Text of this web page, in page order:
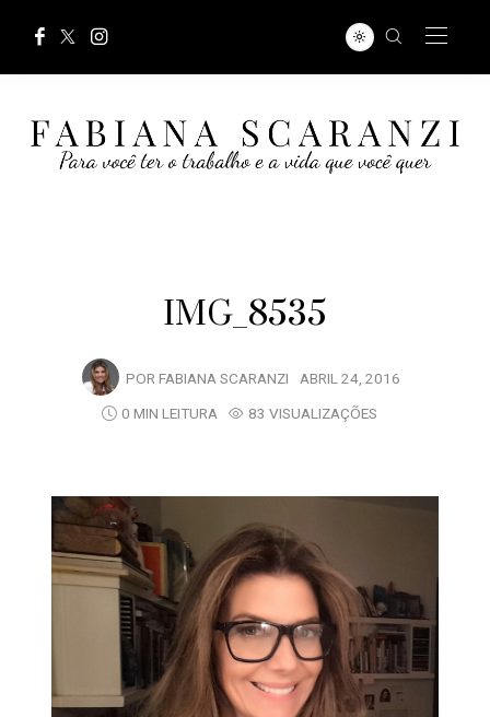
IMG_8535
POR FABIANA SCARANZI ABRIL 24, 2016
0 MIN LEITURA
83 VISUALIZAÇÕES